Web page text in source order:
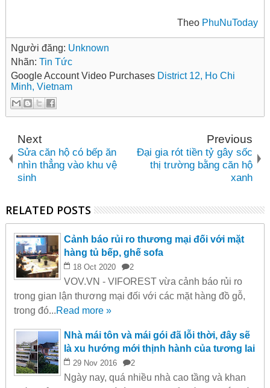
Theo PhuNuToday
Người đăng: Unknown
Nhãn: Tin Tức
Google Account Video Purchases District 12, Ho Chi
Minh, Vietnam
Next
Sửa căn hộ có bếp ăn
nhìn thẳng vào khu vệ
sinh
Previous
Đại gia rót tiền tỷ gây sốc
thị trường bằng căn hộ
xanh
RELATED POSTS
Cảnh báo rủi ro thương mại đối với mặt
hàng tủ bếp, ghế sofa
18 Oct 2020 2
VOV.VN - VIFOREST vừa cảnh báo rủi ro
trong gian lận thương mại đối với các mặt hàng đồ gỗ,
trong đó...Read more »
Nhà mái tôn và mái gói đã lỗi thời, đây sẽ
là xu hướng mới thịnh hành của tương lai
29 Nov 2016 2
Ngày nay, quá nhiều nhà cao tầng và khan